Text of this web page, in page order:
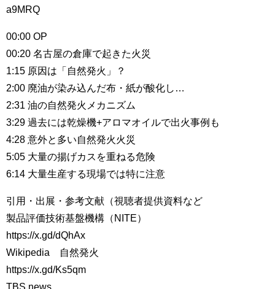
a9MRQ
00:00 OP
00:20 名古屋の倉庫で起きた火災
1:15 原因は「自然発火」？
2:00 廃油が染み込んだ布・紙が酸化し…
2:31 油の自然発火メカニズム
3:29 過去には乾燥機+アロマオイルで出火事例も
4:28 意外と多い自然発火火災
5:05 大量の揚げカスを重ねる危険
6:14 大量生産する現場では特に注意
引用・出展・参考文献（視聴者提供資料など
製品評価技術基盤機構（NITE）
https://x.gd/dQhAx
Wikipedia 自然発火
https://x.gd/Ks5qm
TBS news